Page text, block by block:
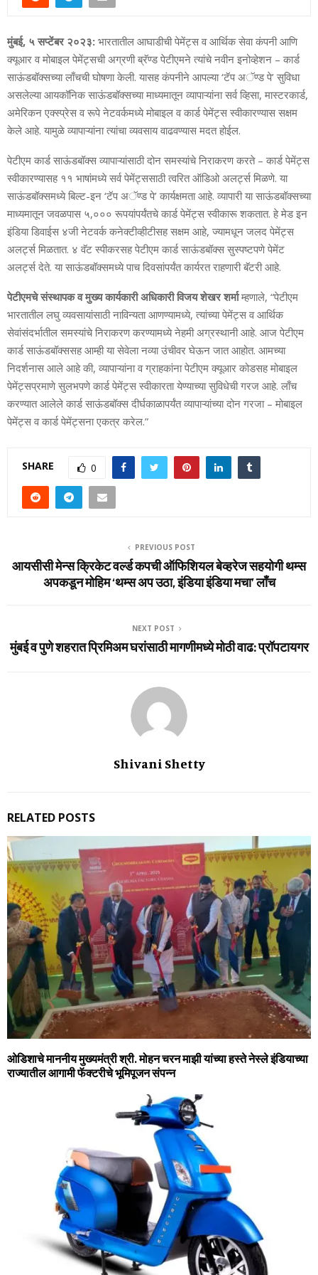
मुंबई, ५ सप्टेंबर २०२३: भारतातील आघाडीची पेमेंट्स व आर्थिक सेवा कंपनी आणि
क्‍यूआर व मोबाइल पेमेंट्सची अग्रणी ब्रॅण्‍ड पेटीएमने त्‍यांचे नवीन इनोव्‍हेशन – कार्ड
साऊंडबॉक्‍सच्‍या लाँचची घोषणा केली. यासह कंपनीने आपल्‍या ‘टॅप अॅण्‍ड पे’ सुविधा
असलेल्‍या आयकॉनिक साऊंडबॉक्‍सच्‍या माध्‍यमातून व्‍यापाऱ्यांना सर्व व्हिसा, मास्‍टरकार्ड,
अमेरिकन एक्‍स्‍प्रेस व रूपे नेटवर्कमध्‍ये मोबाइल व कार्ड पेमेंट्स स्‍वीकारण्‍यास सक्षम
केले आहे. यामुळे व्‍यापाऱ्यांना त्‍यांचा व्‍यवसाय वाढवण्‍यास मदत होईल.
पेटीएम कार्ड साऊंडबॉक्‍स व्‍यापाऱ्यांसाठी दोन समस्‍यांचे निराकरण करते – कार्ड पेमेंट्स
स्‍वीकारण्‍यासह ११ भाषांमध्‍ये सर्व पेमेंट्ससाठी त्‍वरित ऑडिओ अलर्ट्स मिळणे. या
साऊंडबॉक्‍समध्‍ये बिल्‍ट-इन ‘टॅप अॅण्‍ड पे’ कार्यक्षमता आहे. व्‍यापारी या साऊंडबॉक्‍सच्‍या
माध्‍यमातून जवळपास ५,००० रूपयांपर्यंतचे कार्ड पेमेंट्स स्‍वीकारू शकतात. हे मेड इन
इंडिया डिवाईस ४जी नेटवर्क कनेक्‍टीव्‍हीटीसह सक्षम आहे, ज्‍यामधून जलद पेमेंट्स
अलर्ट्स मिळतात. ४ वॅट स्‍पीकरसह पेटीएम कार्ड साऊंडबॉक्‍स सुस्‍पष्‍टपणे पेमेंट
अलर्ट्स देते. या साऊंडबॉक्‍समध्‍ये पाच दिवसांपर्यंत कार्यरत राहणारी बॅटरी आहे.
पेटीएमचे संस्‍थापक व मुख्‍य कार्यकारी अधिकारी विजय शेखर शर्माम्हणाले, “पेटीएम
भारतातील लघु व्‍यवसायांसाठी नाविन्‍यता आणण्‍यामध्‍ये, त्‍यांच्‍या पेमेंट्स व आर्थिक
सेवांसंदर्भातील समस्‍यांचे निराकरण करण्‍यामध्‍ये नेहमी अग्रस्‍थानी आहे. आज पेटीएम
कार्ड साऊंडबॉक्‍ससह आम्‍ही या सेवेला नव्‍या उंचीवर घेऊन जात आहोत. आमच्‍या
निदर्शनास आले आहे की, व्‍यापाऱ्यांना व ग्राहकांना पेटीएम क्‍यूआर कोडसह मोबाइल
पेमेंट्सप्रमाणे सुलभपणे कार्ड पेमेंट्स स्‍वीकारता येण्‍याच्‍या सुविधेची गरज आहे. लाँच
करण्‍यात आलेले कार्ड साऊंडबॉक्‍स दीर्घकाळापर्यंत व्‍यापाऱ्यांच्‍या दोन गरजा – मोबाइल
पेमेंट्स व कार्ड पेमेंट्सना एकत्र करेल.”
SHARE 0
PREVIOUS POST
आयसीसी मेन्‍स क्रिकेट वर्ल्‍ड कपची ऑफिशियल बेव्‍हरेज सहयोगी थम्‍स
अपकडून मोहिम ‘थम्‍स अप उठा, इंडिया इंडिया मचा’ लाँच
NEXT POST
मुंबई व पुणे शहरात प्रिमिअम घरांसाठी मागणीमध्‍ये मोठी वाढ: प्रॉपटायगर
Shivani Shetty
RELATED POSTS
ओडिशाचे माननीय मुख्यमंत्री श्री. मोहन चरन माझी यांच्या हस्ते नेस्ले इंडियाच्या
राज्यातील आगामी फॅक्टरीचे भूमिपूजन संपन्न